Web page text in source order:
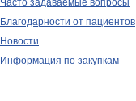
Часто задаваемые вопросы
Благодарности от пациентов
Новости
Информация по закупкам